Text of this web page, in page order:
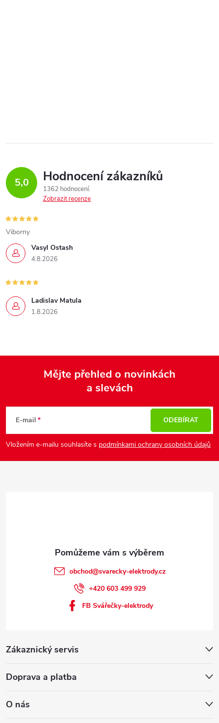
5,0 Hodnocení zákazníků
1362 hodnocení
Zobrazit recenze
Vasyl Ostash
4.8.2026
Viborny
Ladislav Matula
1.8.2026
Mějte přehled o novinkách
a slevách
E-mail
Vložením e-mailu souhlasíte s podmínkami ochrany osobních údajů
ODEBÍRAT
Zákaznický servis
Doprava a platba
O nás
obchod@svarecky-elektrody.cz
+420 603 499 929
FB Svářečky-elektrody